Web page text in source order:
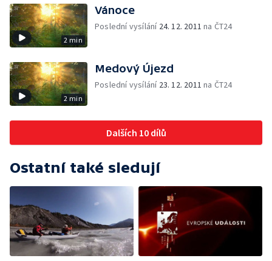
2 min
Vánoce
Poslední vysílání 24. 12. 2011 na ČT24
2 min
Medový Újezd
Poslední vysílání 23. 12. 2011 na ČT24
Dalších 10 dílů
Ostatní také sledují